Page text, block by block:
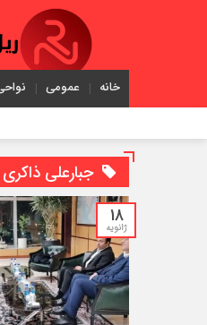
خانه عمومی
جبارعلی ذاکری
18
ژانویه